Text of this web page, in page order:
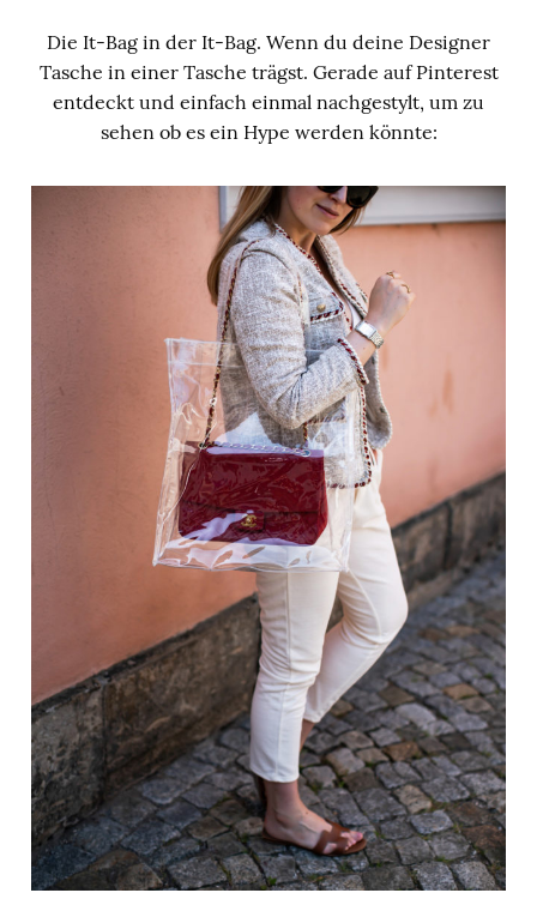
Die It-Bag in der It-Bag. Wenn du deine Designer
Tasche in einer Tasche trägst. Gerade auf Pinterest
entdeckt und einfach einmal nachgestylt, um zu
sehen ob es ein Hype werden könnte: